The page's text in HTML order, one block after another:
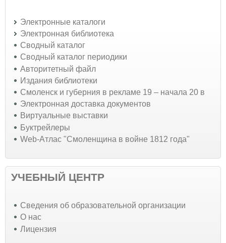
Электронные каталоги
Электронная библиотека
Сводный каталог
Сводный каталог периодики
Авторитетный файл
Издания библиотеки
Смоленск и губерния в рекламе 19 – начала 20 в
Электронная доставка документов
Виртуальные выставки
Буктрейлеры
Web-Атлас "Смоленщина в войне 1812 года"
УЧЕБНЫЙ ЦЕНТР
Cведения об образовательной организации
О нас
Лицензия